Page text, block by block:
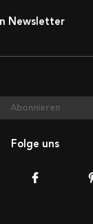
Newsletter
Abonnieren
Folge uns